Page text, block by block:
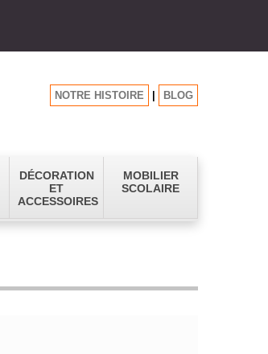
NOTRE HISTOIRE BLOG
DÉCORATION
ET
ACCESSOIRES
MOBILIER
SCOLAIRE